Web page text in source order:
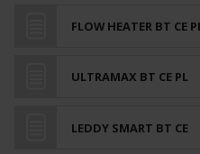
FLOW HEATER BT CE
ULTRAMAX BT CE PL
LEDDY SMART BT CE